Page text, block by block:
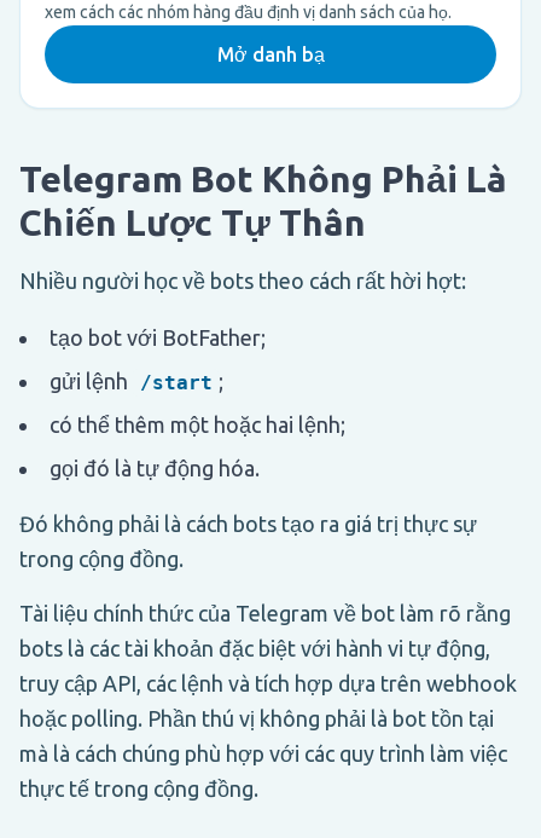
xem cách các nhóm hàng đầu định vị danh sách của họ.
Mở danh bạ
Telegram Bot Không Phải Là
Chiến Lược Tự Thân
Nhiều người học về bots theo cách rất hời hợt:
tạo bot với BotFather;
gửi lệnh
/start ;
có thể thêm một hoặc hai lệnh;
gọi đó là tự động hóa.
Đó không phải là cách bots tạo ra giá trị thực sự
trong cộng đồng.
Tài liệu chính thức của Telegram về bot làm rõ rằng
bots là các tài khoản đặc biệt với hành vi tự động,
truy cập API, các lệnh và tích hợp dựa trên webhook
hoặc polling. Phần thú vị không phải là bot tồn tại
mà là cách chúng phù hợp với các quy trình làm việc
thực tế trong cộng đồng.